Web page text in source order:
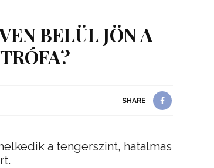
BELÜL JÖN A
SHARE
a tengerszint, hatalmas